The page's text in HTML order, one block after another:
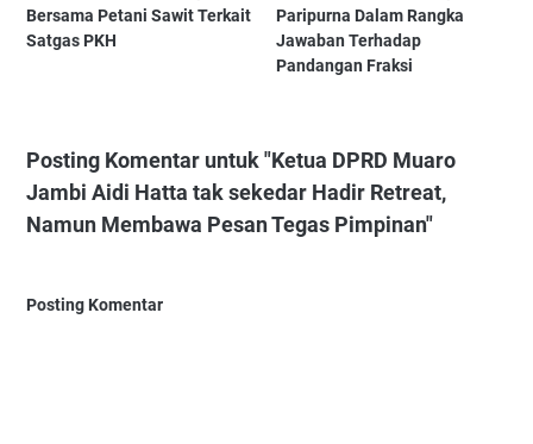
Bersama Petani Sawit Terkait
Satgas PKH ‎
Paripurna Dalam Rangka
Jawaban Terhadap
Pandangan Fraksi ‎
Posting Komentar untuk "Ketua DPRD Muaro
Jambi Aidi Hatta tak sekedar Hadir Retreat,
Namun Membawa Pesan Tegas Pimpinan"
Posting Komentar